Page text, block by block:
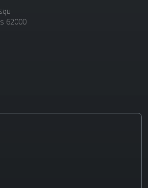
ชุม
62000